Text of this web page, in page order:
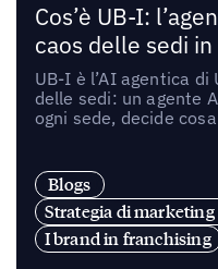
Cos’è UB-I:
caos delle sedi
UB-I è l’AI agentica
delle sedi: un agente
ogni sede, decide
Blogs
Strategia di marketing
I brand in franchising